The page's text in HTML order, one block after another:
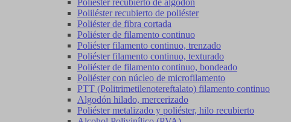
Poliléster recubierto de poliéster
Poliéster de fibra cortada
Poliéster de filamento continuo
Poliéster filamento continuo, trenzado
Poliéster filamento continuo, texturado
Poliéster de filamento continuo, bondeado
Poliéster con núcleo de microfilamento
PTT (Politrimetilenotereftalato) filamento continuo
Algodón hilado, mercerizado
Poliéster metalizado y poliéster, hilo recubierto